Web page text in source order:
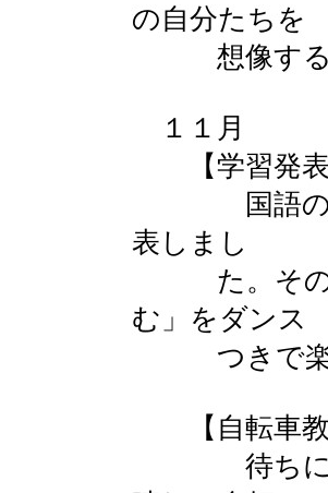
の自分たちを
想像する
１１月
【学習発表
国語の勉強
表しまし
た。その中
む」をダンス
つきで楽
【自転車教
待ちに待っ